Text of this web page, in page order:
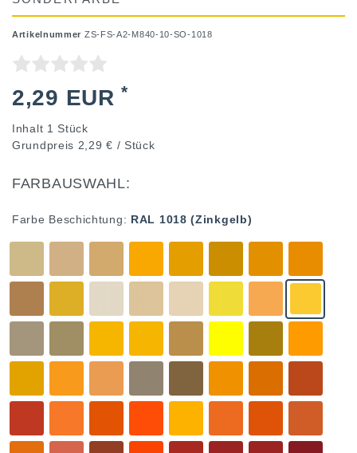
Artikelnummer ZS-FS-A2-M840-10-SO-1018
2,29 EUR*
Inhalt 1 Stück
Grundpreis 2,29 € / Stück
FARBAUSWAHL:
Farbe Beschichtung: RAL 1018 (Zinkgelb)